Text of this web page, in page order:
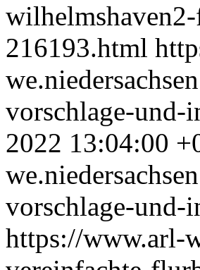
216193.html
vorschlage-
2022 13:04:00
vorschlage-und-
https://www.arl-